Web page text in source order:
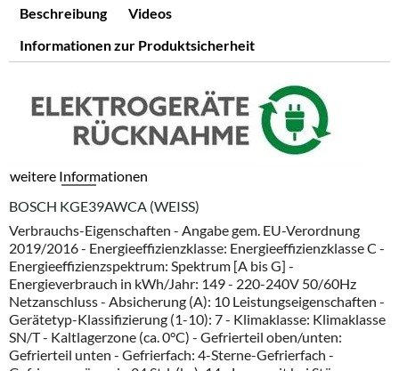
Beschreibung
Videos
Informationen zur Produktsicherheit
weitere Informationen
BOSCH KGE39AWCA (WEISS)
Verbrauchs-Eigenschaften - Angabe gem. EU-Verordnung
2019/2016 - Energieeffizienzklasse: Energieeffizienzklasse C -
Energieeffizienzspektrum: Spektrum [A bis G] -
Energieverbrauch in kWh/Jahr: 149 - 220-240V 50/60Hz
Netzanschluss - Absicherung (A): 10 Leistungseigenschaften -
Gerätetyp-Klassifizierung (1-10): 7 - Klimaklasse: Klimaklasse
SN/T - Kaltlagerzone (ca. 0°C) - Gefrierteil oben/unten:
Gefrierteil unten - Gefrierfach: 4-Sterne-Gefrierfach -